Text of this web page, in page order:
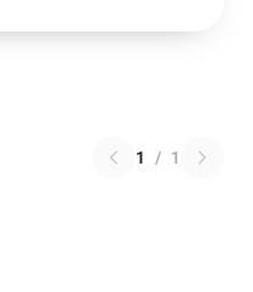
1 / 1